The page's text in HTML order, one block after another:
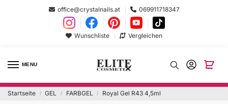
office@crystalnails.at 069911718347
Wunschliste Vergleichen
MENU
Startseite / GEL / FARBGEL / Royal Gel R43 4,5ml